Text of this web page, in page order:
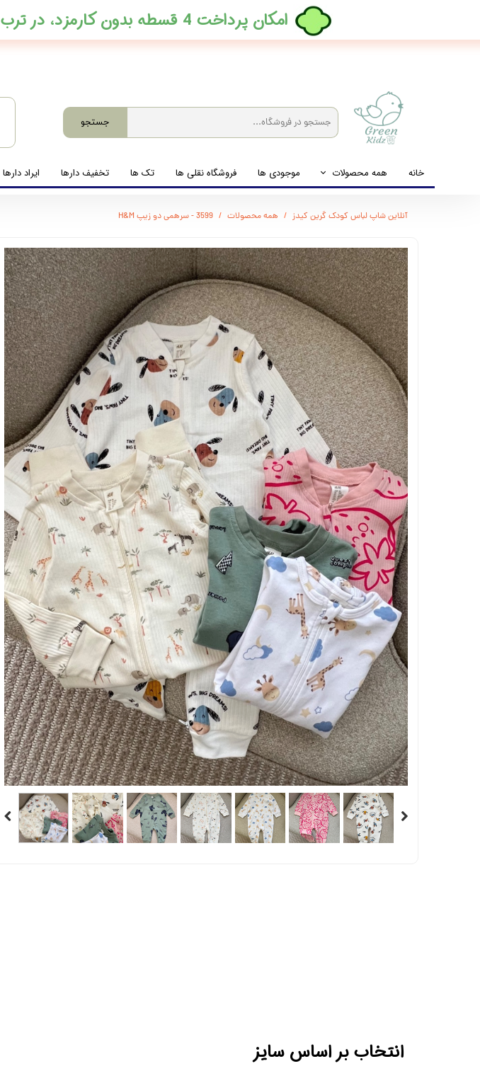
جستجو
خانه همه محصولات
لباس نوزاد تا نوجوان
لوازم بهداشتی کودک (زیرانداز و دستمال مرطوب و ...)
اکسسوری
بر اساس جنسیت
بر اساس سن
موجودی ها فروشگاه نقلی ها تک ها تخفیف دارها ایراد دارها
​امکان پرداخت 4 قسطه بدون کارمزد، در ترب پی فعال شد
آنلاین شاپ لباس کودک گرین کیدز همه محصولات 3599 - سرهمی دو زیپ H&M
انتخاب بر اساس سایز